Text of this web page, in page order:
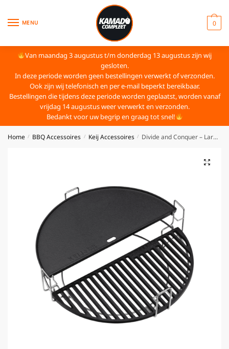
MENU 0
Van maandag 3 augustus t/m donderdag 13 augustus zijn wij
gesloten.
In deze periode worden geen bestellingen verwerkt of verzonden.
Ook zijn wij telefonisch en per e-mail beperkt bereikbaar.
Bestellingen die tijdens deze periode worden geplaatst, worden vanaf
vrijdag 14 augustus weer verwerkt en verzonden.
Bedankt voor uw begrip en graag tot snel!
Home / BBQ Accessoires / Keij Accessoires / Divide and Conquer – Large – 21 inch Cast Iron Set